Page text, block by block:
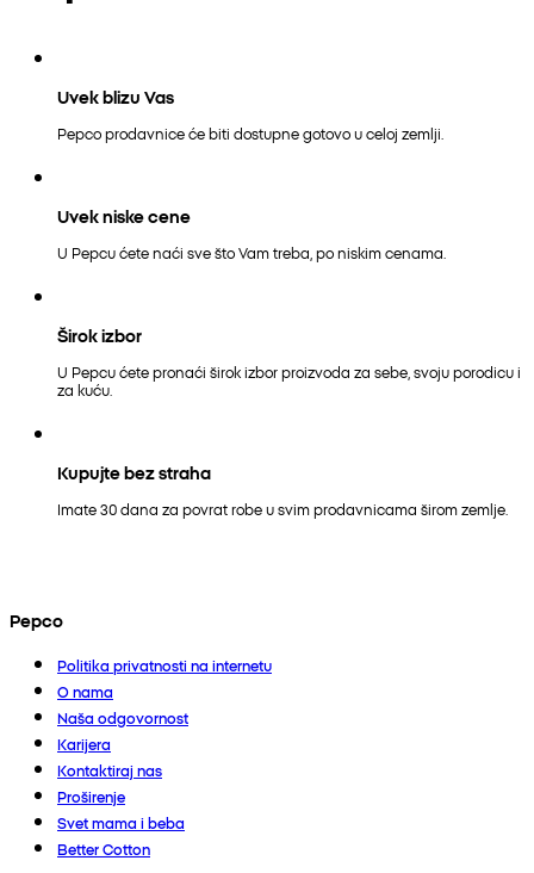
Uvek blizu Vas
Pepco prodavnice će biti dostupne gotovo u celoj zemlji.
Uvek niske cene
U Pepcu ćete naći sve što Vam treba, po niskim cenama.
Širok izbor
U Pepcu ćete pronaći širok izbor proizvoda za sebe, svoju porodicu i
za kuću.
Kupujte bez straha
Imate 30 dana za povrat robe u svim prodavnicama širom zemlje.
Pepco
Politika privatnosti na internetu
O nama
Naša odgovornost
Karijera
Kontaktiraj nas
Proširenje
Svet mama i beba
Better Cotton